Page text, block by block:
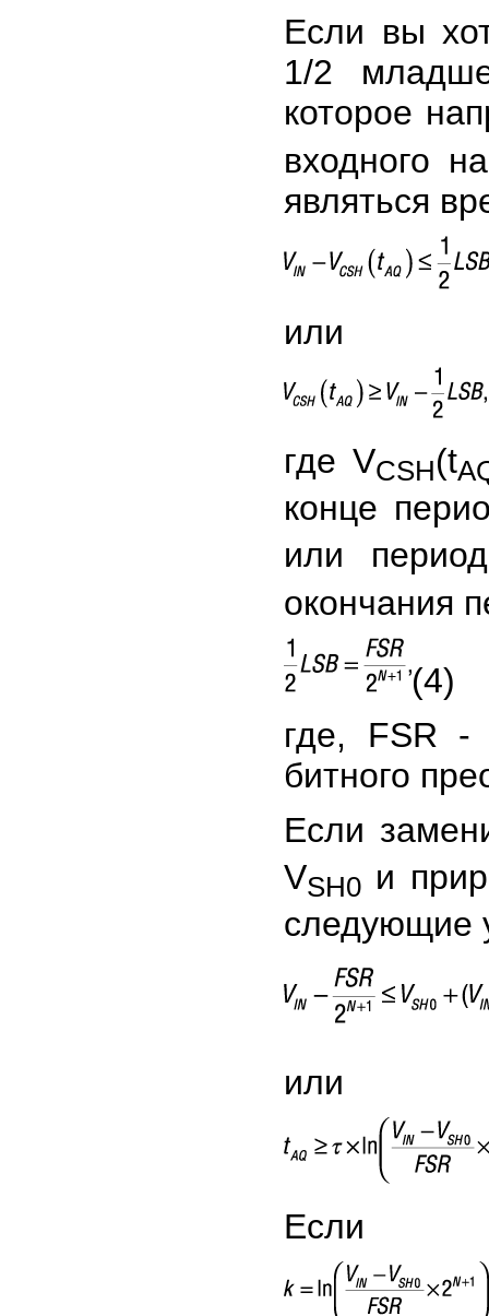
Если вы
1/2
которое
входного
являться
или
где VCSH(t
конце
или
окончания
(4)
где, FSR -
битного
Если
VSH0 и
следующие
или
Если